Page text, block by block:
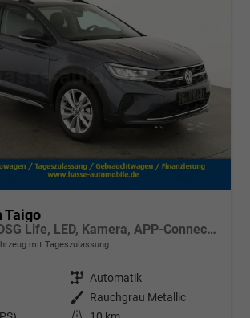
Taigo
LIFE 1.0 TSI DSG Life, LED, Kamera, APP-Connect, Winter, 17-Zoll
mit Tageszulassung
Getriebe Automatik
Außenfarbe
Rauchgrau Metallic